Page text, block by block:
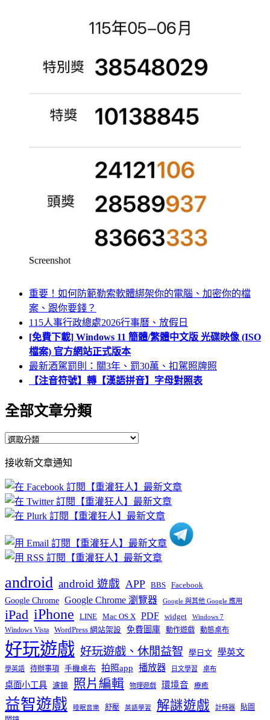
Screenshot
重要！如何防範勒索軟體綁架你的電腦、加密你的檔
案、跟你要錢？
115人事行政總處2026行事曆、放假日
[免費下載] Windows 11 簡體/繁體中文版 光碟映像 (ISO
檔案) 官方網站正式版本
最新酒駕罰則：關3年、罰30萬、扣駕照牌照
【注音符號】轉【漢語拼音】字母對照表
全部文章分類
全
文
章
分
類
接收新文章通知
android android 遊戲 APP BBS Facebook
Google Chrome Google Chrome 瀏覽器 Google 與其他 Google 應用
iPad iPhone LINE Mac OS X PDF widget Windows 7
Windows Vista WordPress 網站架設 免費圖庫 動作遊戲 動態桌布
好玩遊戲 好玩遊戲、休閒益智 學日文 學英文
學英語 待辦事項 手機桌布 拍照app 播放器 日文學習 桌布
桌面小工具 濾鏡 照片編輯 物理遊戲 環境音 療癒
益智遊戲 睡眠音樂 舒壓 英語學習 解謎遊戲 計時器
貼圖